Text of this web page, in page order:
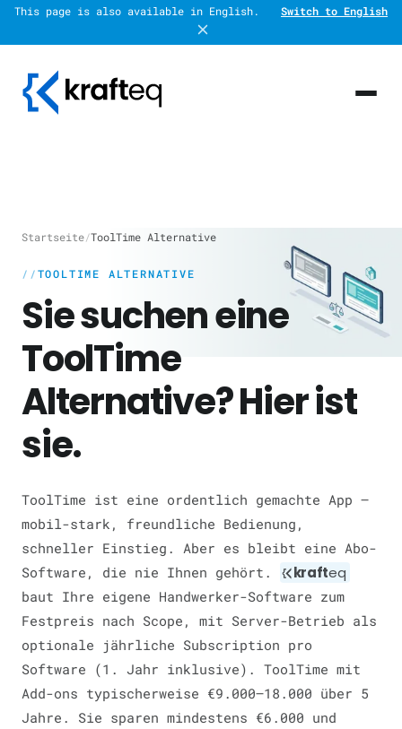
This page is also available in English. Switch to English
Startseite/ToolTime Alternative
TOOLTIME ALTERNATIVE
Sie suchen eine
ToolTime
Alternative? Hier ist
sie.
ToolTime ist eine ordentlich gemachte App —
mobil-stark, freundliche Bedienung,
schneller Einstieg. Aber es bleibt eine Abo-
Software, die nie Ihnen gehört.
krafteq
baut Ihre eigene Handwerker-Software zum
Festpreis nach Scope, mit Server-Betrieb als
optionale jährliche Subscription pro
Software (1. Jahr inklusive). ToolTime mit
Add-ons typischerweise €9.000–18.000 über 5
Jahre. Sie sparen mindestens €6.000 und